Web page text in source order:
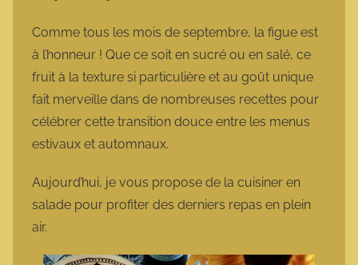
o
t
t
e
Comme tous les mois de septembre, la figue est
à l’honneur ! Que ce soit en sucré ou en salé, ce
fruit à la texture si particulière et au goût unique
fait merveille dans de nombreuses recettes pour
célébrer cette transition douce entre les menus
estivaux et automnaux.
Aujourd’hui, je vous propose de la cuisiner en
salade pour profiter des derniers repas en plein
air.